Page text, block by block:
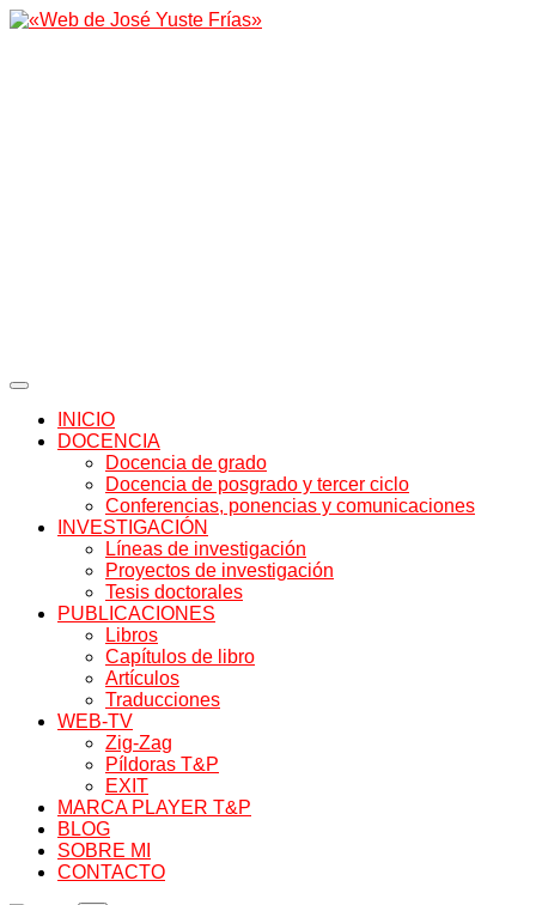
INICIO
DOCENCIA
Docencia de grado
Docencia de posgrado y tercer ciclo
Conferencias, ponencias y comunicaciones
INVESTIGACIÓN
Líneas de investigación
Proyectos de investigación
Tesis doctorales
PUBLICACIONES
Libros
Capítulos de libro
Artículos
Traducciones
WEB-TV
Zig-Zag
Píldoras T&P
EXIT
MARCA PLAYER T&P
BLOG
SOBRE MI
CONTACTO